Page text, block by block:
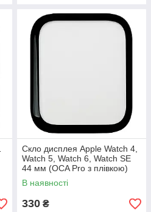
Скло дисплея Apple Watch 4,
Watch 5, Watch 6, Watch SE
44 мм (OCA Pro з плівкою)
В наявності
330 ₴